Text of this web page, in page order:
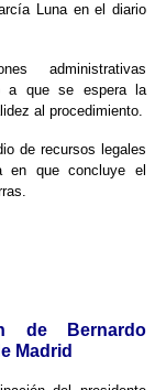
Luna en el diario
administrativas
a que se espera la
al procedimiento.
de recursos legales
en que concluye el
de Bernardo
Madrid